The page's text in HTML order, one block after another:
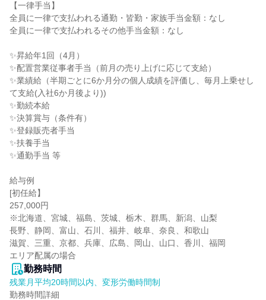
【一律手当】
全員に一律で支払われる通勤・皆勤・家族手当金額：なし
全員に一律で支払われるその他手当金額：なし
✨昇給年1回（4月）
✨配置営業従事者手当（前月の売り上げに応じて支給）
✨業績給（半期ごとに6か月分の個人成績を評価し、毎月上乗せし
て支給(入社6か月後より))
✨勤続本給
✨決算賞与（条件有）
✨登録販売者手当
✨扶養手当
✨通勤手当 等
給与例
[初任給】
257,000円
※北海道、宮城、福島、茨城、栃木、群馬、新潟、山梨
長野、静岡、富山、石川、福井、岐阜、奈良、和歌山
滋賀、三重、京都、兵庫、広島、岡山、山口、香川、福岡
エリア配属の場合
勤務時間
残業月平均20時間以内、変形労働時間制
勤務時間詳細